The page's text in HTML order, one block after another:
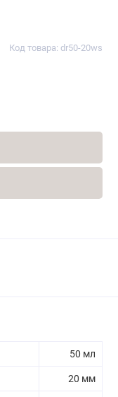
Код товара: dr50-20ws
50 мл
20 мм